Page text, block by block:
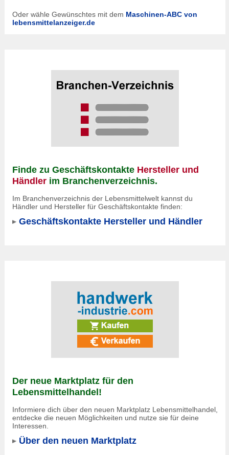
Oder wähle Gewünschtes mit dem Maschinen-ABC von
lebensmittelanzeiger.de
Finde zu Geschäftskontakte Hersteller und
Händler im Branchenverzeichnis.
Im Branchenverzeichnis der Lebensmittelwelt kannst du
Händler und Hersteller für Geschäftskontakte finden:
Geschäftskontakte Hersteller und Händler
Der neue Marktplatz für den
Lebensmittelhandel!
Informiere dich über den neuen Marktplatz Lebensmittelhandel,
entdecke die neuen Möglichkeiten und nutze sie für deine
Interessen.
Über den neuen Marktplatz